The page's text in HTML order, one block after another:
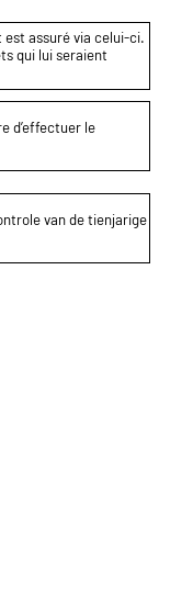
est assuré via celui-ci.
qui lui seraient
d’effectuer le
van de tienjarige